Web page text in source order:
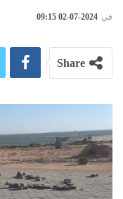
في 2024-07-02 09:15
Share